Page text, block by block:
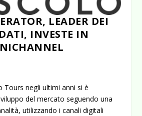
LEADER DEI
INVESTE IN
Tours negli ultimi anni si è
del mercato seguendo una
utilizzando i canali digitali